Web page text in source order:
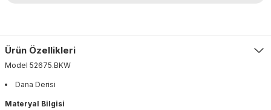
Ürün Özellikleri
Model 52675.BKW
Dana Derisi
Materyal Bilgisi